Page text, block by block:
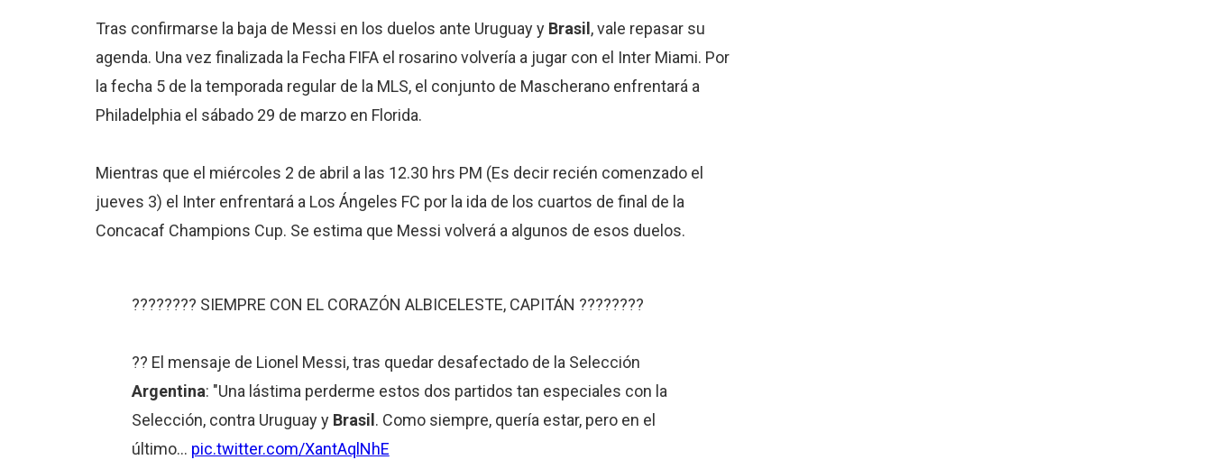
Tras confirmarse la baja de Messi en los duelos ante Uruguay yBrasil , vale repasar su
agenda. Una vez finalizada la Fecha FIFA el rosarino volvería a jugar con el Inter Miami. Por
la fecha 5 de la temporada regular de la MLS, el conjunto de Mascherano enfrentará a
Philadelphia el sábado 29 de marzo en Florida.
Mientras que el miércoles 2 de abril a las 12.30 hrs PM (Es decir recién comenzado el
jueves 3) el Inter enfrentará a Los Ángeles FC por la ida de los cuartos de final de la
Concacaf Champions Cup. Se estima que Messi volverá a algunos de esos duelos.
???????? SIEMPRE CON EL CORAZÓN ALBICELESTE, CAPITÁN ????????
?? El mensaje de Lionel Messi, tras quedar desafectado de la Selección
Argentina: "Una lástima perderme estos dos partidos tan especiales con la
Selección, contra Uruguay yBrasil . Como siempre, quería estar, pero en el
último… pic.twitter.com/XantAqlNhE